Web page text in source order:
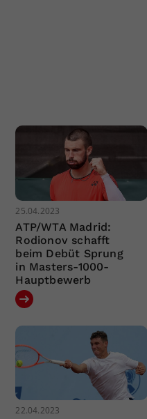
25.04.2023
ATP/WTA Madrid:
Rodionov schafft
beim Debüt Sprung
in Masters-1000-
Hauptbewerb
22.04.2023